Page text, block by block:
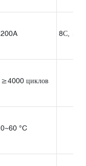
200A 8С,
≥4000 циклов
0~60 °C